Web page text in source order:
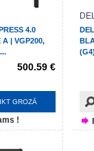
4.0
A | VGP200,
500.59 €
GROZĀ
!